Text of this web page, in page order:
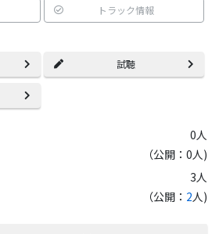
トラック情報
試聴
0人
（公開：0人)
3人
（公開： 2人)